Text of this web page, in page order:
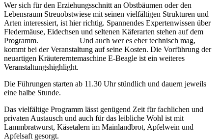
Wer sich für den Erziehungsschnitt an Obstbäumen oder den
Lebensraum Streuobstwiese mit seinen vielfältigen Strukturen und
Arten interessiert, ist hier richtig. Spannendes Expertenwissen über
Fledermäuse, Eidechsen und seltenen Käferarten stehen auf dem
Programm. Und auch wer es eher technisch mag,
kommt bei der Veranstaltung auf seine Kosten. Die Vorführung der
neuartigen Kräutererntemaschine E-Beagle ist ein weiteres
Veranstaltungshighlight.
Die Führungen starten ab 11.30 Uhr stündlich und dauern jeweils
eine halbe Stunde.
Das vielfältige Programm lässt genügend Zeit für fachlichen und
privaten Austausch und auch für das leibliche Wohl ist mit
Lammbratwurst, Käsetalern im Mainlandbrot, Apfelwein und
Apfelsaft gesorgt.